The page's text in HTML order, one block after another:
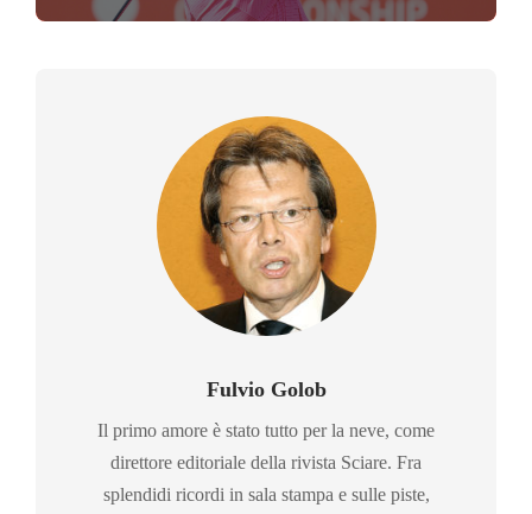
Fulvio Golob
Il primo amore è stato tutto per la neve, come
direttore editoriale della rivista Sciare. Fra
splendidi ricordi in sala stampa e sulle piste,